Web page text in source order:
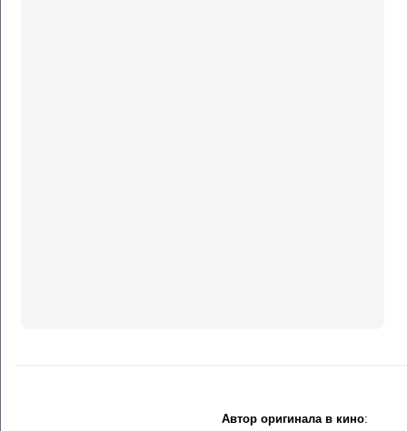
Автор оригинала в кино: